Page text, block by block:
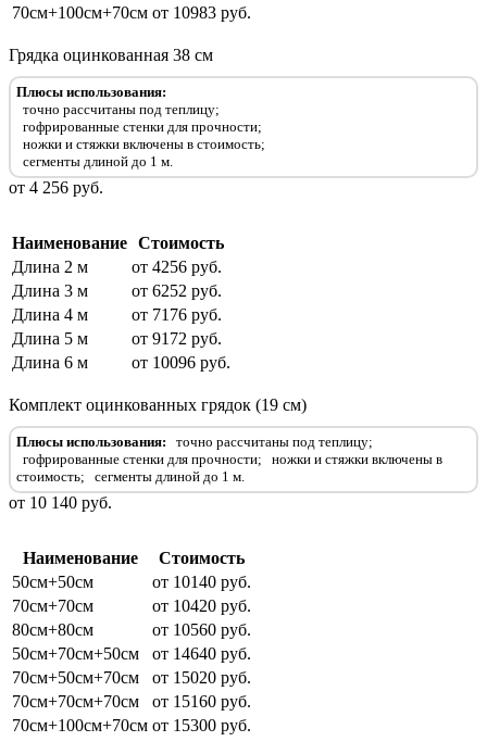
70см+100см+70см от 10983 руб.
Грядка оцинкованная 38 см
Плюсы использования:
точно рассчитаны под теплицу;
гофрированные стенки для прочности;
ножки и стяжки включены в стоимость;
сегменты длиной до 1 м.
от 4 256 руб.
Наименование Стоимость
Длина 2 м
от 4256 руб.
Длина 3 м
от 6252 руб.
Длина 4 м
от 7176 руб.
Длина 5 м
от 9172 руб.
Длина 6 м
от 10096 руб.
Комплект оцинкованных грядок (19 см)
Плюсы использования:
точно рассчитаны под теплицу;
гофрированные стенки для прочности;
ножки и стяжки включены в
стоимость; сегменты длиной до 1 м.
от 10 140 руб.
Наименование
Стоимость
50см+50см
от 10140 руб.
70см+70см
от 10420 руб.
80см+80см
от 10560 руб.
50см+70см+50см
от 14640 руб.
70см+50см+70см
от 15020 руб.
70см+70см+70см
от 15160 руб.
70см+100см+70см от 15300 руб.